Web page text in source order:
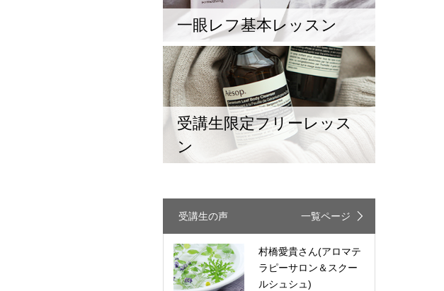
一眼レフ基本レッスン
受講生限定フリーレッス
ン
受講生の声 一覧ページ
村橋愛貴さん(アロマテ
ラピーサロン＆スクー
ルシュシュ)